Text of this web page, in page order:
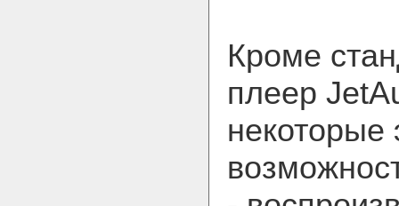
Кроме
плеер
некоторые